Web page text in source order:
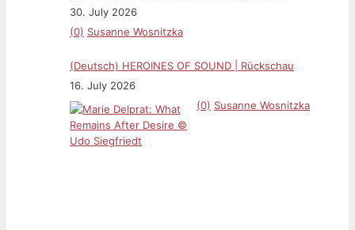
30. July 2026
(0) Susanne Wosnitzka
(Deutsch) HEROINES OF SOUND | Rückschau
16. July 2026
(0) Susanne Wosnitzka